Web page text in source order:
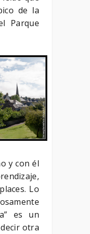
de la
Parque
y con él
Lo
es un
otra